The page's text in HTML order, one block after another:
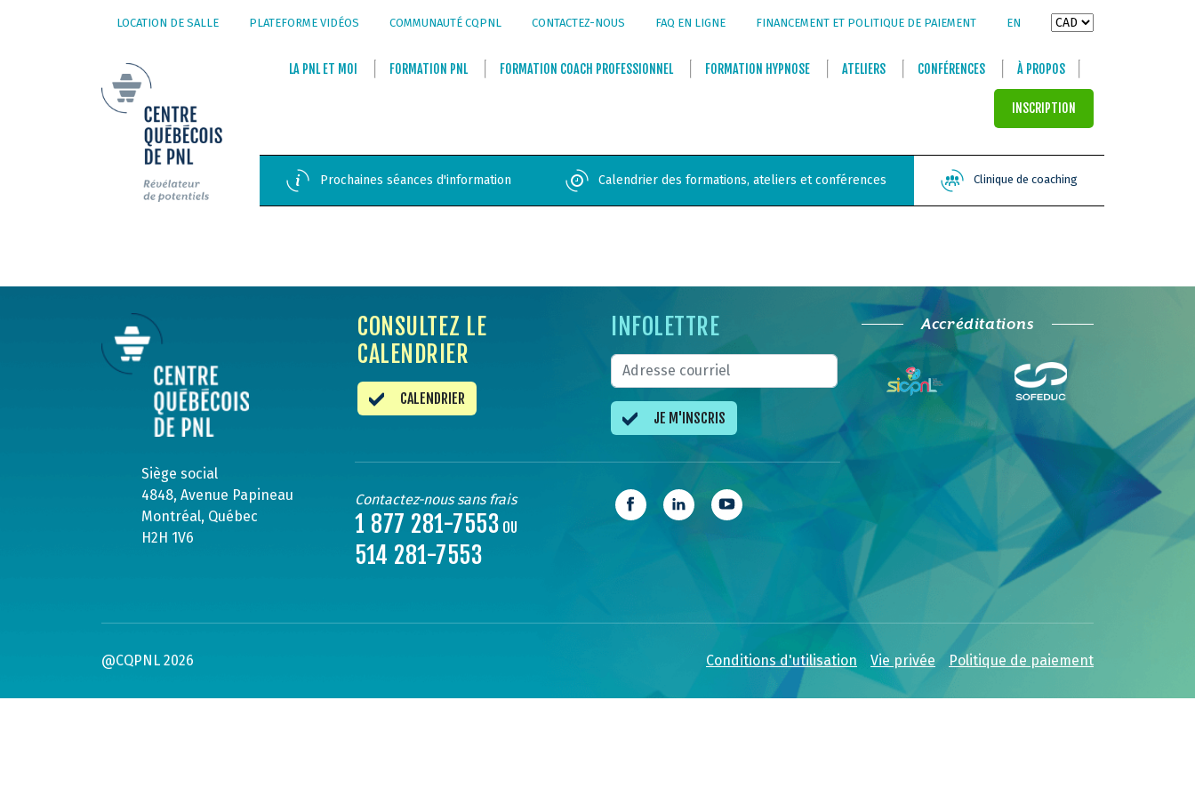
LOCATION DE SALLE PLATEFORME VIDÉOS COMMUNAUTÉ CQPNL CONTACTEZ-NOUS FAQ EN LIGNE FINANCEMENT ET POLITIQUE DE PAIEMENT EN
LA PNL ET MOI FORMATION PNL FORMATION COACH PROFESSIONNEL FORMATION HYPNOSE ATELIERS CONFÉRENCES À PROPOS
INSCRIPTION
Prochaines séances d'information Calendrier des formations, ateliers et conférences Clinique de coaching
Siège social
4848, Avenue Papineau
Montréal, Québec
H2H 1V6
CONSULTEZ LE
CALENDRIER
CALENDRIER
INFOLETTRE
JE M'INSCRIS
Contactez-nous sans frais
1 877 281-7553 OU
514 281-7553
Accréditations
@CQPNL 2026 Conditions d'utilisation Vie privée Politique de paiement